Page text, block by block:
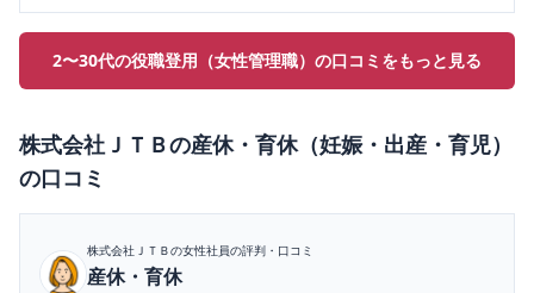
2〜30代の役職登用（女性管理職）の口コミをもっと見る
株式会社ＪＴＢの産休・育休（妊娠・出産・育児）
の口コミ
株式会社ＪＴＢの女性社員の評判・口コミ
産休・育休